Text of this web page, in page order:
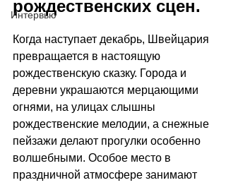
Интервью
рождественских сцен.
Когда наступает декабрь, Швейцария
превращается в настоящую
рождественскую сказку. Города и
деревни украшаются мерцающими
огнями, на улицах слышны
рождественские мелодии, а снежные
пейзажи делают прогулки особенно
волшебными. Особое место в
праздничной атмосфере занимают